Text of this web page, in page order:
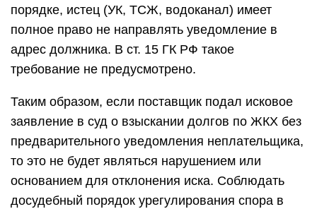
порядке, истец (УК, ТСЖ, водоканал) имеет
полное право не направлять уведомление в
адрес должника. В ст. 15 ГК РФ такое
требование не предусмотрено.
Таким образом, если поставщик подал исковое
заявление в суд о взыскании долгов по ЖКХ без
предварительного уведомления неплательщика,
то это не будет являться нарушением или
основанием для отклонения иска. Соблюдать
досудебный порядок урегулирования спора в